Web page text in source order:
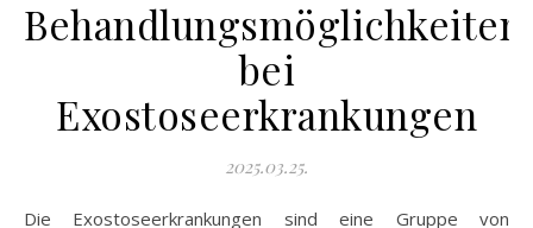
Behandlungsmöglichkeiten
bei
Exostoseerkrankungen
2025.03.25.
Die Exostoseerkrankungen sind eine Gruppe von